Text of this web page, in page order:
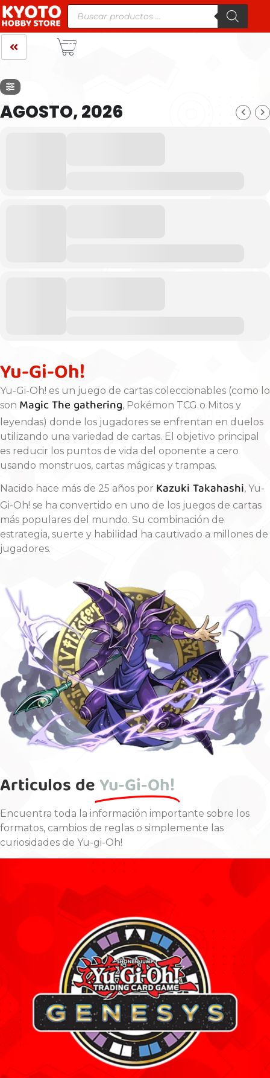
AGOSTO, 2026
Yu-Gi-Oh!
Yu-Gi-Oh! es un juego de cartas coleccionables (como lo
son Magic The gathering, Pokémon TCG o Mitos y
leyendas) donde los jugadores se enfrentan en duelos
utilizando una variedad de cartas. El objetivo principal
es reducir los puntos de vida del oponente a cero
usando monstruos, cartas mágicas y trampas.
Nacido hace más de 25 años por Kazuki Takahashi, Yu-
Gi-Oh! se ha convertido en uno de los juegos de cartas
más populares del mundo. Su combinación de
estrategia, suerte y habilidad ha cautivado a millones de
jugadores.
Articulos deYu-Gi-Oh!
Encuentra toda la información importante sobre los
formatos, cambios de reglas o simplemente las
curiosidades de Yu-gi-Oh!